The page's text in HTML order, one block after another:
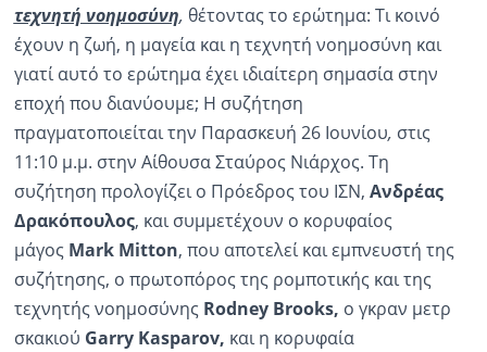
τεχνητή νοημοσύνη, θέτοντας το ερώτημα: Τι κοινό
έχουν η ζωή, η μαγεία και η τεχνητή νοημοσύνη και
γιατί αυτό το ερώτημα έχει ιδιαίτερη σημασία στην
εποχή που διανύουμε; Η συζήτηση
πραγματοποιείται την Παρασκευή 26 Ιουνίου, στις
11:10 μ.μ. στην Αίθουσα Σταύρος Νιάρχος. Τη
συζήτηση προλογίζει ο Πρόεδρος του ΙΣΝ, Ανδρέας
Δρακόπουλος, και συμμετέχουν ο κορυφαίος
μάγος Mark Mitton, που αποτελεί και εμπνευστή της
συζήτησης, ο πρωτοπόρος της ρομποτικής και της
τεχνητής νοημοσύνης Rodney Brooks, o γκραν μετρ
σκακιού Garry Kasparov, και η κορυφαία